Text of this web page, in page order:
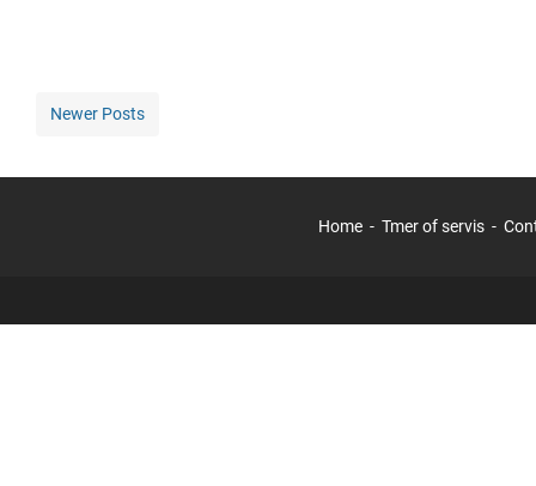
Newer Posts
Home Tmer of servis